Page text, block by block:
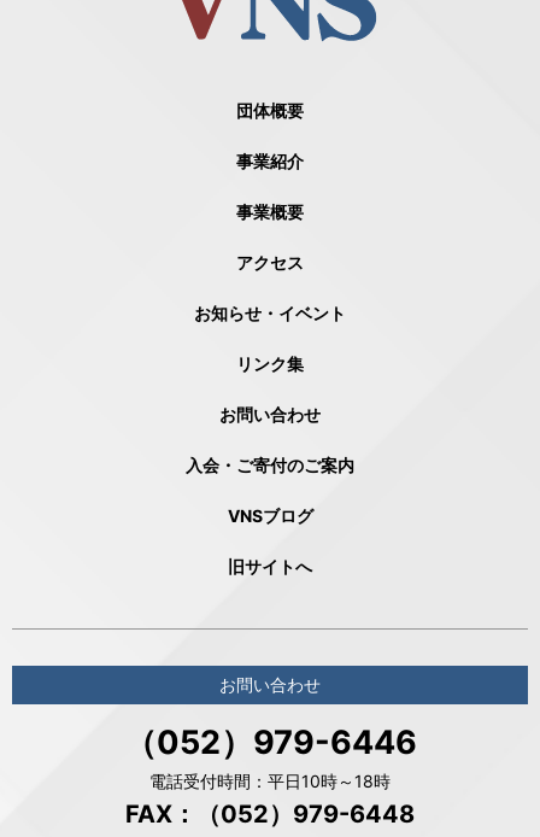
団体概要
事業紹介
事業概要
アクセス
お知らせ・イベント
リンク集
お問い合わせ
入会・ご寄付のご案内
VNSブログ
旧サイトへ
お問い合わせ
（052）979-6446
電話受付時間：平日10時～18時
FAX：（052）979-6448